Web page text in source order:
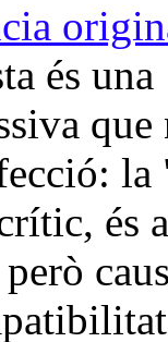
és
que
és